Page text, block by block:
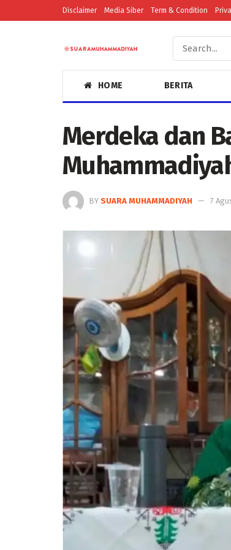
Disclaimer Media Siber Term & Condition
HOME BERITA
Merdeka dan
BY SUARA MUHAMMADIYAH 7